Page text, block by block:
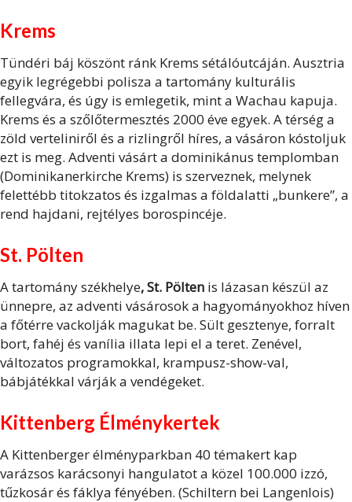
Krems
Tündéri báj köszönt ránk Krems sétálóutcáján. Ausztria
egyik legrégebbi polisza a tartomány kulturális
fellegvára, és úgy is emlegetik, mint a Wachau kapuja.
Krems és a szőlőtermesztés 2000 éve egyek. A térség a
zöld verteliniről és a rizlingről híres, a vásáron kóstoljuk
ezt is meg. Adventi vásárt a dominikánus templomban
(Dominikanerkirche Krems) is szerveznek, melynek
felettébb titokzatos és izgalmas a földalatti „bunkere”, a
rend hajdani, rejtélyes borospincéje.
St. Pölten
A tartomány székhelye, St. Pölten is lázasan készül az
ünnepre, az adventi vásárosok a hagyományokhoz híven
a főtérre vackolják magukat be. Sült gesztenye, forralt
bort, fahéj és vanília illata lepi el a teret. Zenével,
változatos programokkal, krampusz-show-val,
bábjátékkal várják a vendégeket.
Kittenberg Élménykertek
A Kittenberger élményparkban 40 témakert kap
varázsos karácsonyi hangulatot a közel 100.000 izzó,
tűzkosár és fáklya fényében. (Schiltern bei Langenlois)